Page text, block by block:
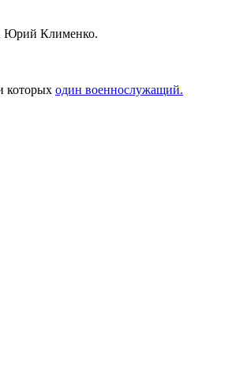
Юрий Клименко.
которых один военнослужащий.